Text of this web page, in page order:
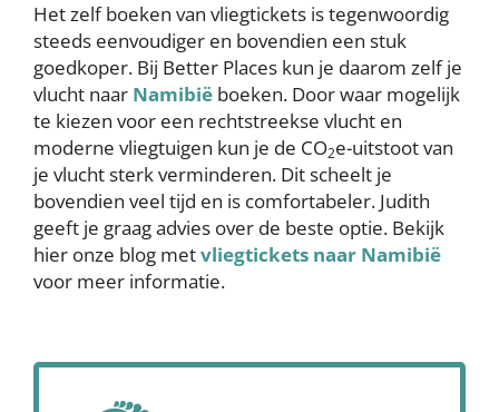
Het zelf boeken van vliegtickets is tegenwoordig
steeds eenvoudiger en bovendien een stuk
goedkoper. Bij Better Places kun je daarom zelf je
vlucht naar Namibië boeken. Door waar mogelijk
te kiezen voor een rechtstreekse vlucht en
moderne vliegtuigen kun je de CO2e-uitstoot van
je vlucht sterk verminderen. Dit scheelt je
bovendien veel tijd en is comfortabeler. Judith
geeft je graag advies over de beste optie. Bekijk
hier onze blog metvliegtickets naar Namibië
voor meer informatie.